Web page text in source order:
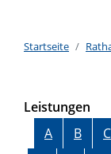
Startseite
Leistungen
A B C